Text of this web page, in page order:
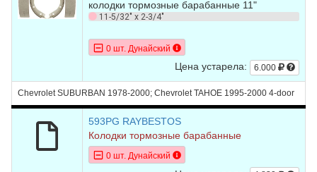
колодки тормозные барабанные 11"
11-5/32" x 2-3/4"
0 шт. Дунайский
Цена устарела: 6.000
Chevrolet SUBURBAN 1978-2000; Chevrolet TAHOE 1995-2000 4-door
593PG RAYBESTOS
Колодки тормозные барабанные
0 шт. Дунайский